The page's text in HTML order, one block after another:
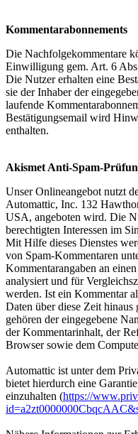
Kommentarabonnements
Die Nachfolgekommentare
Einwilligung gem. Art. 6
Die Nutzer erhalten eine
sie der Inhaber der
laufende
Bestätigungsemail wird
enthalten.
Akismet Anti-Spam-
Unser Onlineangebot nutzt
Automattic, Inc. 132
USA, angeboten wird. Die
berechtigten Interessen im
Mit Hilfe dieses Dienstes
von Spam-Kommentaren
Kommentarangaben an
analysiert und für
werden. Ist ein Kommentar
Daten über diese Zeit hinaus
gehören der eingegebene
der Kommentarinhalt, der
Browser sowie dem
Automattic ist unter dem
bietet hierdurch eine
einzuhalten (https://